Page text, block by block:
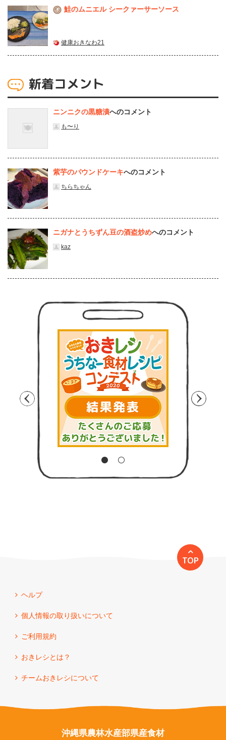
3 鮭のムニエル シークァーサーソース
健康おきなわ21
新着コメント
ニンニクの黒糖漬へのコメント
も〜り
紫芋のパウンドケーキへのコメント
ちらちゃん
ニガナとうちずん豆の酒盗炒めへのコメント
kaz
TOP
ヘルプ
個人情報の取り扱いについて
ご利用規約
おきレシとは？
チームおきレシについて
沖縄県農林水産部県産食材